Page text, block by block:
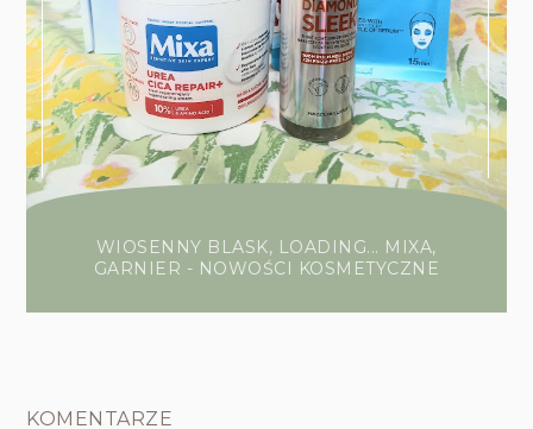
WIOSENNY BLASK, LOADING... MIXA,
GARNIER - NOWOŚCI KOSMETYCZNE
KOMENTARZE